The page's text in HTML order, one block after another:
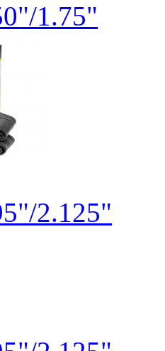
1.75"
2.125"